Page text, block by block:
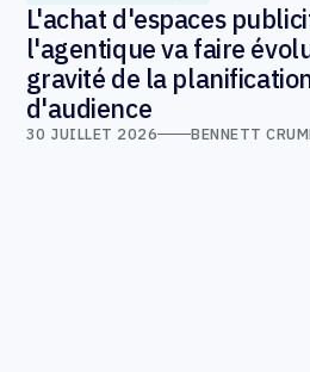
L'achat d'espaces
l'agentique va faire
gravité de la
d'audience
30 JUILLET 2026 BENNETT